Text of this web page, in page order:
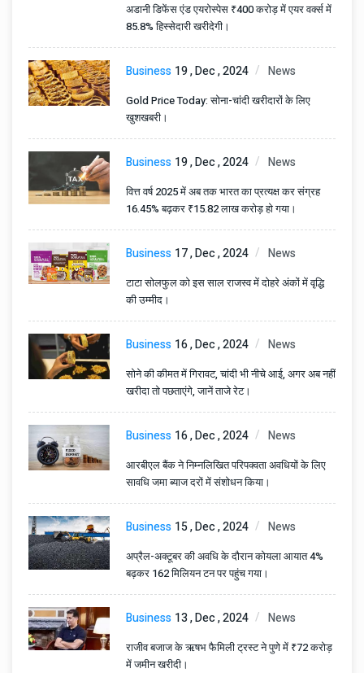
अडानी डिफेंस एंड एयरोस्पेस ₹400 करोड़ में एयर वर्क्स में
85.8% हिस्सेदारी खरीदेगी।
Business 19 , Dec , 2024 News
Gold Price Today: सोना-चांदी खरीदारों के लिए
खुशखबरी।
Business 19 , Dec , 2024 News
वित्त वर्ष 2025 में अब तक भारत का प्रत्यक्ष कर संग्रह
16.45% बढ़कर ₹15.82 लाख करोड़ हो गया।
Business 17 , Dec , 2024 News
टाटा सोलफुल को इस साल राजस्व में दोहरे अंकों में वृद्धि
की उम्मीद।
Business 16 , Dec , 2024 News
सोने की कीमत में गिरावट, चांदी भी नीचे आई, अगर अब नहीं
खरीदा तो पछताएंगे, जानें ताजे रेट।
Business 16 , Dec , 2024 News
आरबीएल बैंक ने निम्नलिखित परिपक्वता अवधियों के लिए
सावधि जमा ब्याज दरों में संशोधन किया।
Business 15 , Dec , 2024 News
अप्रैल-अक्टूबर की अवधि के दौरान कोयला आयात 4%
बढ़कर 162 मिलियन टन पर पहुंच गया।
Business 13 , Dec , 2024 News
राजीव बजाज के ऋषभ फैमिली ट्रस्ट ने पुणे में ₹72 करोड़
में जमीन खरीदी।